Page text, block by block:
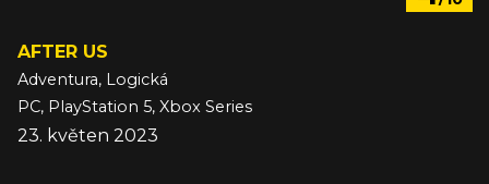
AFTER US
Adventura, Logická
PC, PlayStation 5, Xbox Series
23. květen 2023